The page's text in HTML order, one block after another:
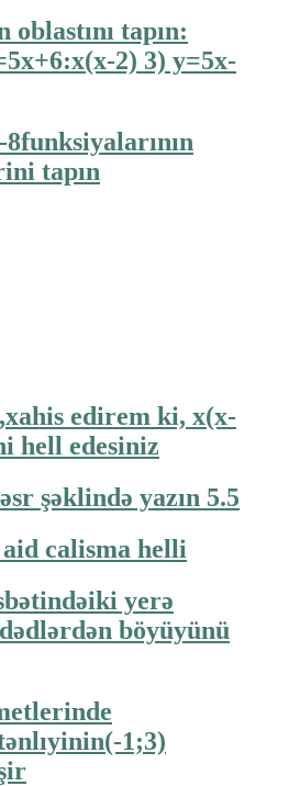
tapın:
2) 3) y=5x-
tapın
edirem ki, x(x-
hell edesiniz
şəklində yazın 5.5
calisma helli
yerə
böyüyünü
1;3)